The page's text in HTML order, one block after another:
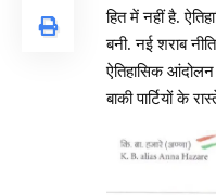
हित में नहीं है.
बनी. नई शराब
ऐतिहासिक
बाकी पार्टियों के